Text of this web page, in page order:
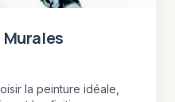
la peinture idéale,